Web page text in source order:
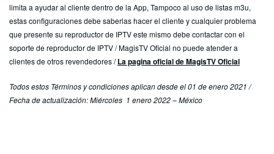
limita a ayudar al cliente dentro de la App, Tampoco al uso de listas m3u,
estas configuraciones debe saberlas hacer el cliente y cualquier problema
que presente su reproductor de IPTV este mismo debe contactar con el
soporte de reproductor de IPTV / MagisTV Oficial no puede atender a
clientes de otros revendedores /La pagina oficial de MagisTV Oficial
Todos estos Términos y condiciones aplican desde el 01 de enero 2021 /
Fecha de actualización: Miércoles 1 enero 2022 – México